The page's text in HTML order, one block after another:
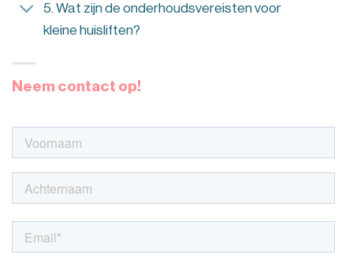
5. Wat zijn de onderhoudsvereisten voor
kleine huisliften?
Neem contact op!